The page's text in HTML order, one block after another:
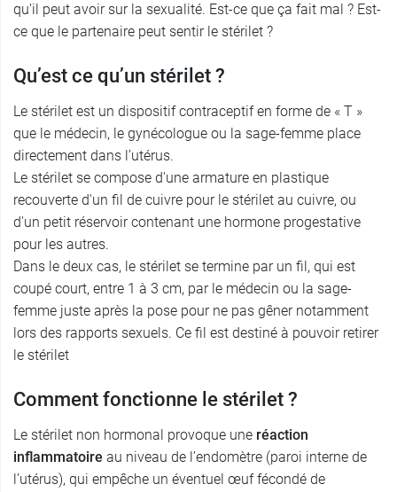
qu’il peut avoir sur la sexualité. Est-ce que ça fait mal ? Est-
ce que le partenaire peut sentir le stérilet ?
Qu’est ce qu’un stérilet ?
Le stérilet est un dispositif contraceptif en forme de « T »
que le médecin, le gynécologue ou la sage-femme place
directement dans l’utérus.
Le stérilet se compose d'une armature en plastique
recouverte d'un fil de cuivre pour le stérilet au cuivre, ou
d'un petit réservoir contenant une hormone progestative
pour les autres.
Dans le deux cas, le stérilet se termine par un fil, qui est
coupé court, entre 1 à 3 cm, par le médecin ou la sage-
femme juste après la pose pour ne pas gêner notamment
lors des rapports sexuels. Ce fil est destiné à pouvoir retirer
le stérilet
Comment fonctionne le stérilet ?
Le stérilet non hormonal provoque une réaction
inflammatoire au niveau de l’endomètre (paroi interne de
l’utérus), qui empêche un éventuel œuf fécondé de